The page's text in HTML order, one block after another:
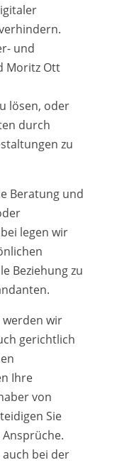
und
Moritz Ott
lösen, oder
durch
zu
Beratung und
legen wir
Beziehung zu
werden wir
gerichtlich
Ihre
von
Sie
bei der